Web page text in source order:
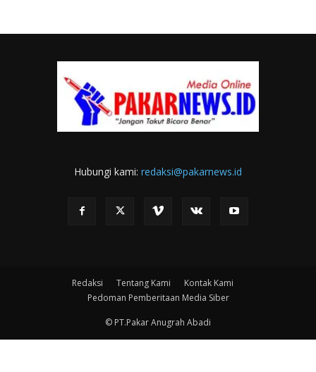
Hubungi kami: redaksi@pakarnews.id
Redaksi Tentang Kami
Kontak Kami
Pedoman Pemberitaan Media Siber
© PT.Pakar Anugrah Abadi